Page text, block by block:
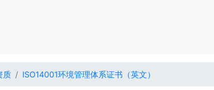
质 ISO14001环境管理体系证书（英文）